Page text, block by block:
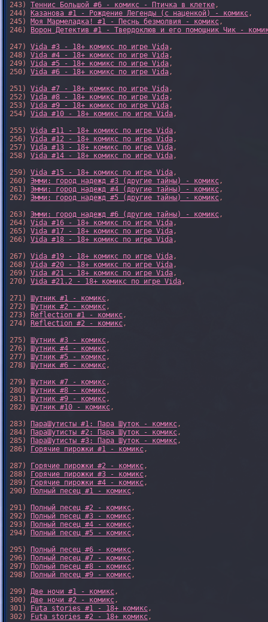
243) Теннис Большой #6 - комикс - Птичка в клетке,
244)
Казанова #1 - Рождение Легенды (с наценкой) - комикс,
245) Моя Мармеладка! #1 - Песнь безмолвия - комикс,
246)
Ворон Детектив #1 - Твердоклюв и его помощник Чик -
247) Vida #3 - 18+ комикс по игре Vida,
248) Vida #4 - 18+ комикс по игре Vida,
249) Vida #5 - 18+ комикс по игре Vida,
250) Vida #6 - 18+ комикс по игре Vida,
251) Vida #7 - 18+ комикс по игре Vida,
252) Vida #8 - 18+ комикс по игре Vida,
253) Vida #9 - 18+ комикс по игре Vida,
254) Vida #10 - 18+ комикс по игре Vida,
255) Vida #11 - 18+ комикс по игре Vida,
256) Vida #12 - 18+ комикс по игре Vida,
257) Vida #13 - 18+ комикс по игре Vida,
258) Vida #14 - 18+ комикс по игре Vida,
259) Vida #15 - 18+ комикс по игре Vida,
260) Эмми: город надежд #3 (другие тайны) - комикс,
261) Эмми: город надежд #4 (другие тайны) - комикс,
262) Эмми: город надежд #5 (другие тайны) - комикс,
263) Эмми: город надежд #6 (другие тайны) - комикс,
264) Vida #16 - 18+ комикс по игре Vida,
265) Vida #17 - 18+ комикс по игре Vida,
266) Vida #18 - 18+ комикс по игре Vida,
267) Vida #19 - 18+ комикс по игре Vida,
268) Vida #20 - 18+ комикс по игре Vida,
269) Vida #21 - 18+ комикс по игре Vida,
270) Vida #21.2 - 18+ комикс по игре Vida,
271) Шутник #1 - комикс,
272) Шутник #2 - комикс,
273)
Reflection #1 - комикс,
274)
Reflection #2 - комикс,
275) Шутник #3 - комикс,
276) Шутник #4 - комикс,
277) Шутник #5 - комикс,
278) Шутник #6 - комикс,
279) Шутник #7 - комикс,
280) Шутник #8 - комикс,
281) Шутник #9 - комикс,
282) Шутник #10 - комикс,
283)
ПараШутисты #1: Пара Шуток - комикс,
284)
ПараШутисты #2: Пара Шуток - комикс,
285)
ПараШутисты #3: Пара Шуток - комикс,
286)
Горячие пирожки #1 - комикс,
287)
Горячие пирожки #2 - комикс,
288)
Горячие пирожки #3 - комикс,
289)
Горячие пирожки #4 - комикс,
290)
Полный песец #1 - комикс,
291)
Полный песец #2 - комикс,
292)
Полный песец #3 - комикс,
293)
Полный песец #4 - комикс,
294)
Полный песец #5 - комикс,
295)
Полный песец #6 - комикс,
296)
Полный песец #7 - комикс,
297)
Полный песец #8 - комикс,
298)
Полный песец #9 - комикс,
299) Две ночи #1 - комикс,
300) Две ночи #2 - комикс,
301)
Futa stories #1 - 18+ комикс,
302)
Futa stories #2 - 18+ комикс,